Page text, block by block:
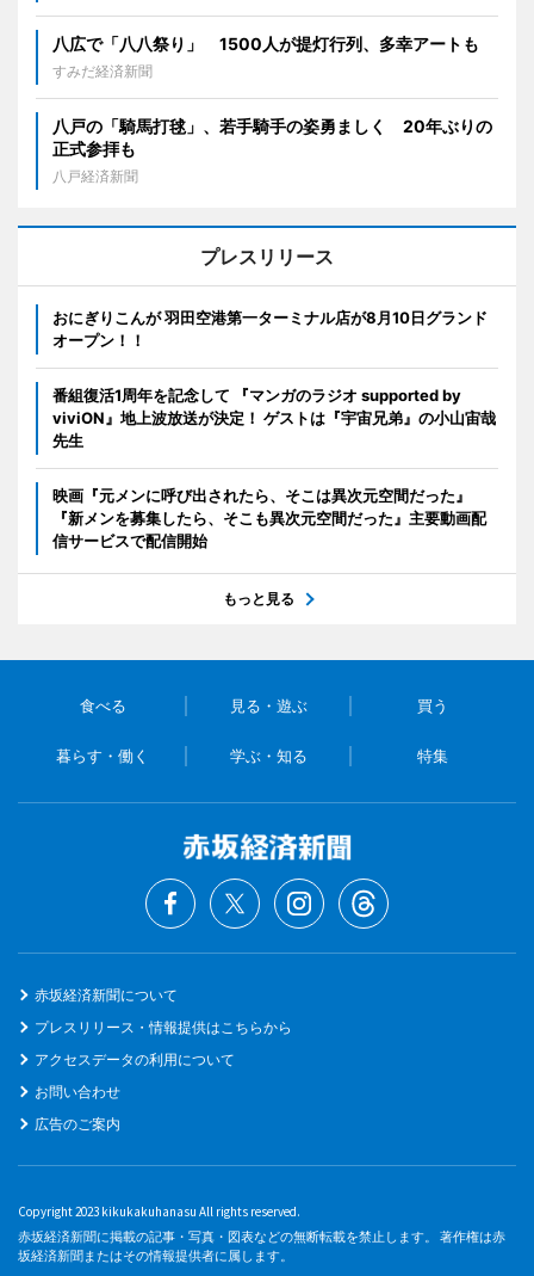
八広で「八八祭り」 1500人が提灯行列、多幸アートも
すみだ経済新聞
八戸の「騎馬打毬」、若手騎手の姿勇ましく 20年ぶりの
正式参拝も
八戸経済新聞
プレスリリース
おにぎりこんが 羽田空港第一ターミナル店が8月10日グランド
オープン！！
番組復活1周年を記念して 『マンガのラジオ supported by
viviON』地上波放送が決定！ ゲストは『宇宙兄弟』の小山宙哉
先生
映画『元メンに呼び出されたら、そこは異次元空間だった』
『新メンを募集したら、そこも異次元空間だった』主要動画配
信サービスで配信開始
もっと見る
食べる 見る・遊ぶ 買う
暮らす・働く 学ぶ・知る 特集
赤坂経済新聞について
プレスリリース・情報提供はこちらから
アクセスデータの利用について
お問い合わせ
広告のご案内
Copyright 2023 kikukakuhanasu All rights reserved.
赤坂経済新聞に掲載の記事・写真・図表などの無断転載を禁止します。 著作権は赤
坂経済新聞またはその情報提供者に属します。